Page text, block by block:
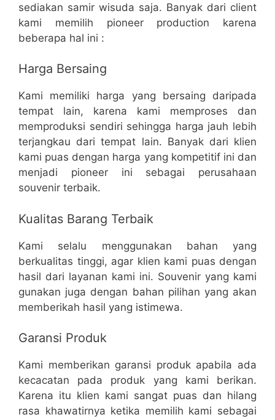
sediakan samir wisuda saja. Banyak dari client
kami memilih pioneer production karena
beberapa hal ini :
Harga Bersaing
Kami memiliki harga yang bersaing daripada
tempat lain, karena kami memproses dan
memproduksi sendiri sehingga harga jauh lebih
terjangkau dari tempat lain. Banyak dari klien
kami puas dengan harga yang kompetitif ini dan
menjadi pioneer ini sebagai perusahaan
souvenir terbaik.
Kualitas Barang Terbaik
Kami selalu menggunakan bahan yang
berkualitas tinggi, agar klien kami puas dengan
hasil dari layanan kami ini. Souvenir yang kami
gunakan juga dengan bahan pilihan yang akan
memberikah hasil yang istimewa.
Garansi Produk
Kami memberikan garansi produk apabila ada
kecacatan pada produk yang kami berikan.
Karena itu klien kami sangat puas dan hilang
rasa khawatirnya ketika memilih kami sebagai